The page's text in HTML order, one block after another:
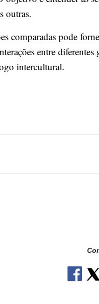
outras.
comparadas pode
entre
intercultural.